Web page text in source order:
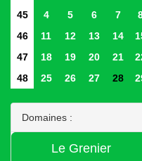
45
4 5 6 7
46
11 12 13 14
47
18 19 20 21
48
25 26 27 28
Domaines :